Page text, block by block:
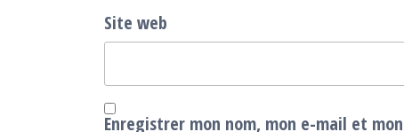
Site web
Enregistrer mon nom, mon e-mail et